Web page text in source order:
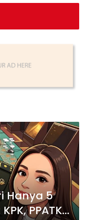
Hanya 5
PPATK